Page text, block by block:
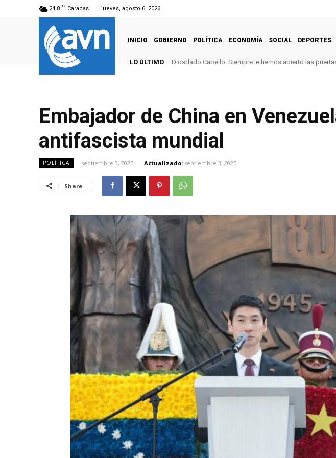
24.8 C Caracas jueves, agosto 6, 2026
INICIO GOBIERNO POLÍTICA ECONOMÍA SOCIAL DEPORTES
LO ÚLTIMO Diosdado Cabello: Siempre le hemos abierto las
Embajador de China en
antifascista mundial
POLÍTICA septiembre 3, 2025 Actualizado: septiembre 3, 2025
Share